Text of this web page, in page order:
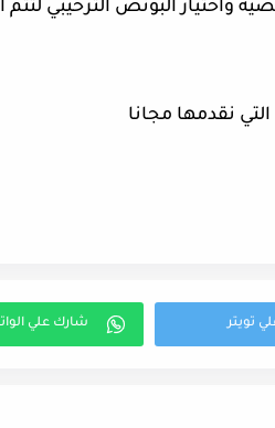
التي نقدمها مجانا